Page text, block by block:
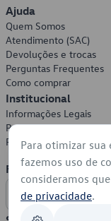
Ajuda
Quem Somos
Atendimento (SAC)
Devoluções e trocas
Perguntas Frequentes
Como comprar
Institucional
Informações Legais
Política de Privacidade
Política de Cookies
Formas de
Para otimizar sua
fazemos uso de
consideramos
de privacidade.